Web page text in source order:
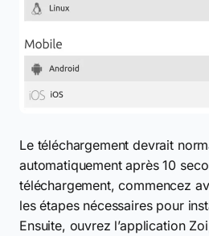
Le téléchargement devrait
automatiquement après 10
téléchargement, commencez
les étapes nécessaires pour
Ensuite, ouvrez l’application